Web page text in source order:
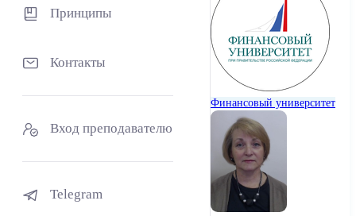
Принципы
Контакты
Вход преподавателю
Telegram
Финансовый университет